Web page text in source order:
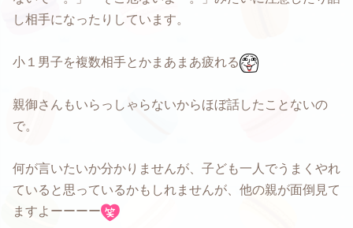
し相手になったりしています。
小１男子を複数相手とかまあまあ疲れる
親御さんもいらっしゃらないからほぼ話したことないの
で。
何が言いたいか分かりませんが、子ども一人でうまくやれ
ていると思っているかもしれませんが、他の親が面倒見て
ますよーーーー